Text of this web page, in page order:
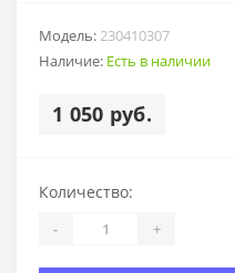
Модель:230410307
Наличие: Есть в наличии
1 050 руб.
Количество:
- +